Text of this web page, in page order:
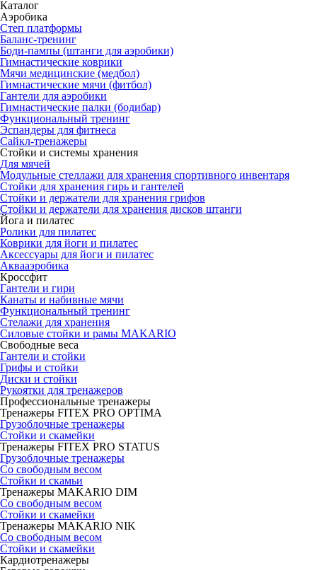
Каталог
Аэробика
Степ платформы
Баланс-тренинг
Боди-пампы (штанги для аэробики)
Гимнастические коврики
Мячи медицинские (медбол)
Гимнастические мячи (фитбол)
Гантели для аэробики
Гимнастические палки (бодибар)
Функциональный тренинг
Эспандеры для фитнеса
Сайкл-тренажеры
Стойки и системы хранения
Для мячей
Модульные стеллажи для хранения спортивного инвентаря
Стойки для хранения гирь и гантелей
Стойки и держатели для хранения грифов
Стойки и держатели для хранения дисков штанги
Йога и пилатес
Ролики для пилатес
Коврики для йоги и пилатес
Аксессуары для йоги и пилатес
Аквааэробика
Кроссфит
Гантели и гири
Канаты и набивные мячи
Функциональный тренинг
Стелажи для хранения
Силовые стойки и рамы MAKARIO
Свободные веса
Гантели и стойки
Грифы и стойки
Диски и стойки
Рукоятки для тренажеров
Профессиональные тренажеры
Тренажеры FITEX PRO OPTIMA
Грузоблочные тренажеры
Стойки и скамейки
Тренажеры FITEX PRO STATUS
Грузоблочные тренажеры
Со свободным весом
Стойки и скамьи
Тренажеры MAKARIO DIM
Со свободным весом
Стойки и скамейки
Тренажеры MAKARIO NIK
Со свободным весом
Стойки и скамейки
Кардиотренажеры